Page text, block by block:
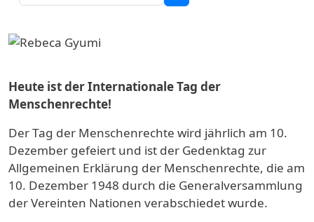
Image
Heute ist der Internationale Tag der
Menschenrechte!
Der Tag der Menschenrechte wird jährlich am 10.
Dezember gefeiert und ist der Gedenktag zur
Allgemeinen Erklärung der Menschenrechte, die am
10. Dezember 1948 durch die Generalversammlung
der Vereinten Nationen verabschiedet wurde.